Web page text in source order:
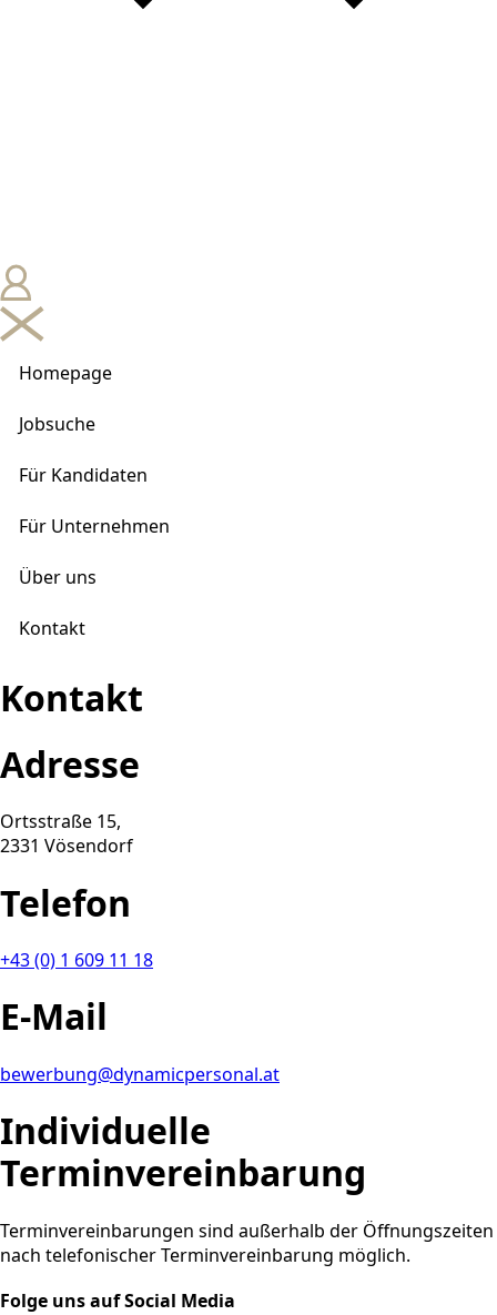
Homepage
Jobsuche
Für Kandidaten
Für Unternehmen
Über uns
Kontakt
Kontakt
Adresse
Ortsstraße 15,
2331 Vösendorf
Telefon
+43 (0) 1 609 11 18
E-Mail
bewerbung@dynamicpersonal.at
Individuelle
Terminvereinbarung
Terminvereinbarungen sind außerhalb der Öffnungszeiten
nach telefonischer Terminvereinbarung möglich.
Folge uns auf Social Media